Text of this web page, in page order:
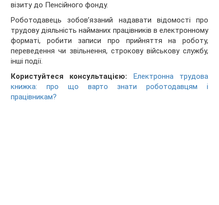
візиту до Пенсійного фонду.
Роботодавець зобов’язаний надавати відомості про
трудову діяльність найманих працівників в електронному
форматі, робити записи про прийняття на роботу,
переведення чи звільнення, строкову військову службу,
інші події.
Користуйтеся консультацією:
Електронна трудова
книжка: про що варто знати роботодавцям і
працівникам?